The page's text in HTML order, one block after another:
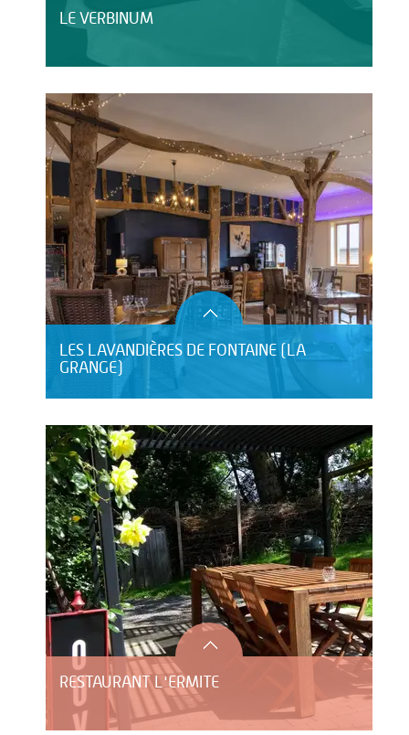
LE VERBINUM
LES LAVANDIÈRES DE FONTAINE (LA
GRANGE)
RESTAURANT L'ERMITE